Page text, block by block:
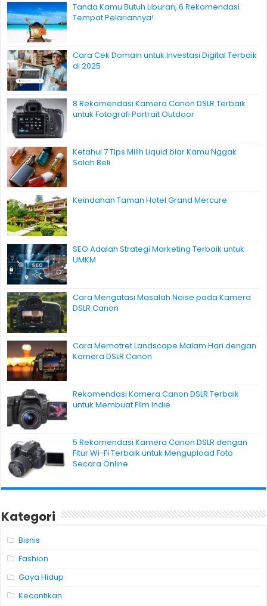
Tanda Kamu Butuh Liburan, 6 Rekomendasi
Tempat Pelariannya!
Cara Cek Domain untuk Investasi Digital Terbaik
di 2025
8 Rekomendasi Kamera Canon DSLR Terbaik
untuk Fotografi Portrait Outdoor
Ketahui 7 Tips Milih Liquid biar Kamu Nggak
Salah Beli
Keindahan Taman Hotel Grand Mercure
SEO Adalah Strategi Marketing Terbaik untuk
UMKM
Cara Mengatasi Masalah Noise pada Kamera
DSLR Canon
Cara Memotret Landscape Malam Hari dengan
Kamera DSLR Canon
Rekomendasi Kamera Canon DSLR Terbaik
untuk Membuat Film Indie
5 Rekomendasi Kamera Canon DSLR dengan
Fitur Wi-Fi Terbaik untuk Mengupload Foto
Secara Online
Kategori
Bisnis
Fashion
Gaya Hidup
Kecantikan